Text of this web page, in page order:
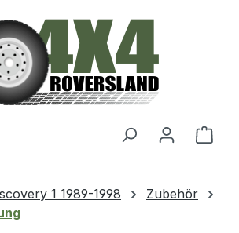
1 1989-1998
Zubehör